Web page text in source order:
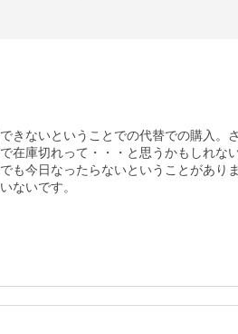
きないということでの代替での購入。
在庫切れって・・・と思うかもしれない
も今日なったらないということがあり
ないです。